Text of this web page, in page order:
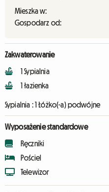
Mieszka w:
Gospodarz od:
Zakwaterowanie
1 Sypialnia
1 łazienka
Sypialnia :1 Łóżko(-a) podwójne
Wyposażenie standardowe
Ręczniki
Pościel
Telewizor